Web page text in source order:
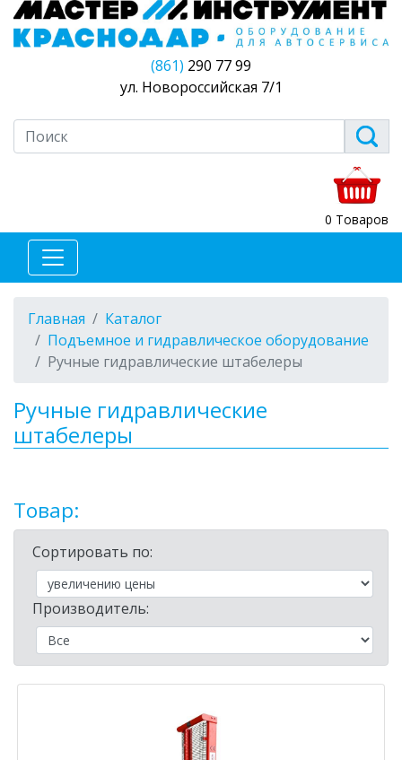
(861) 290 77 99
ул. Новороссийская 7/1
0 Товаров
Главная
Каталог
Подъемное и гидравлическое оборудование
Ручные гидравлические штабелеры
Ручные гидравлические
штабелеры
Товар:
Сортировать по:
Производитель: